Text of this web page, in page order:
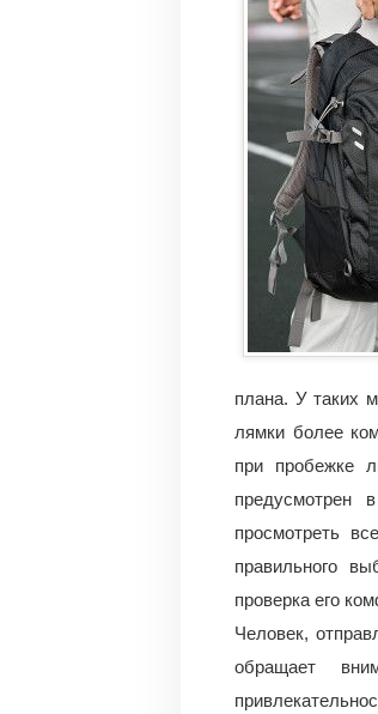
плана. У таких
лямки более
при пробежке
предусмотрен
просмотреть
правильного
проверка его
Человек,
обращает